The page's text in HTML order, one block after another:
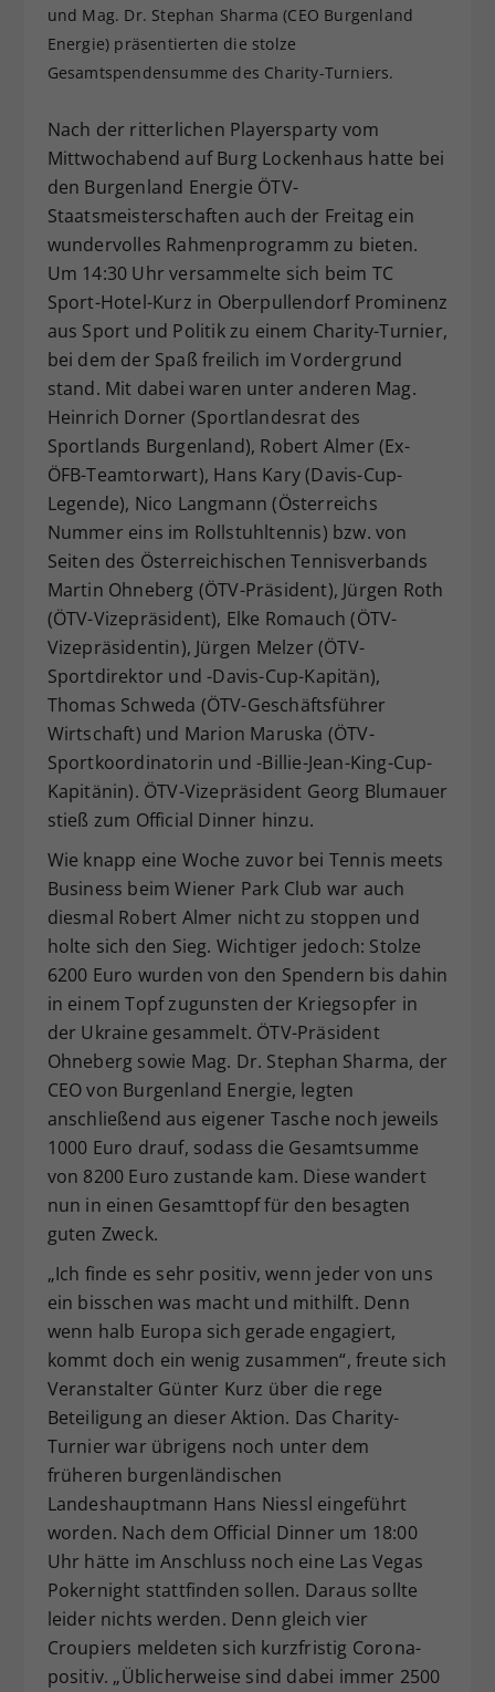
und Mag. Dr. Stephan Sharma (CEO Burgenland
Energie) präsentierten die stolze
Gesamtspendensumme des Charity-Turniers.
Nach der ritterlichen Playersparty vom
Mittwochabend auf Burg Lockenhaus hatte bei
den Burgenland Energie ÖTV-
Staatsmeisterschaften auch der Freitag ein
wundervolles Rahmenprogramm zu bieten.
Um 14:30 Uhr versammelte sich beim TC
Sport-Hotel-Kurz in Oberpullendorf Prominenz
aus Sport und Politik zu einem Charity-Turnier,
bei dem der Spaß freilich im Vordergrund
stand. Mit dabei waren unter anderen Mag.
Heinrich Dorner (Sportlandesrat des
Sportlands Burgenland), Robert Almer (Ex-
ÖFB-Teamtorwart), Hans Kary (Davis-Cup-
Legende), Nico Langmann (Österreichs
Nummer eins im Rollstuhltennis) bzw. von
Seiten des Österreichischen Tennisverbands
Martin Ohneberg (ÖTV-Präsident), Jürgen Roth
(ÖTV-Vizepräsident), Elke Romauch (ÖTV-
Vizepräsidentin), Jürgen Melzer (ÖTV-
Sportdirektor und -Davis-Cup-Kapitän),
Thomas Schweda (ÖTV-Geschäftsführer
Wirtschaft) und Marion Maruska (ÖTV-
Sportkoordinatorin und -Billie-Jean-King-Cup-
Kapitänin). ÖTV-Vizepräsident Georg Blumauer
stieß zum Official Dinner hinzu.
Wie knapp eine Woche zuvor bei Tennis meets
Business beim Wiener Park Club war auch
diesmal Robert Almer nicht zu stoppen und
holte sich den Sieg. Wichtiger jedoch: Stolze
6200 Euro wurden von den Spendern bis dahin
in einem Topf zugunsten der Kriegsopfer in
der Ukraine gesammelt. ÖTV-Präsident
Ohneberg sowie Mag. Dr. Stephan Sharma, der
CEO von Burgenland Energie, legten
anschließend aus eigener Tasche noch jeweils
1000 Euro drauf, sodass die Gesamtsumme
von 8200 Euro zustande kam. Diese wandert
nun in einen Gesamttopf für den besagten
guten Zweck.
„Ich finde es sehr positiv, wenn jeder von uns
ein bisschen was macht und mithilft. Denn
wenn halb Europa sich gerade engagiert,
kommt doch ein wenig zusammen“, freute sich
Veranstalter Günter Kurz über die rege
Beteiligung an dieser Aktion. Das Charity-
Turnier war übrigens noch unter dem
früheren burgenländischen
Landeshauptmann Hans Niessl eingeführt
worden. Nach dem Official Dinner um 18:00
Uhr hätte im Anschluss noch eine Las Vegas
Pokernight stattfinden sollen. Daraus sollte
leider nichts werden. Denn gleich vier
Croupiers meldeten sich kurzfristig Corona-
positiv. „Üblicherweise sind dabei immer 2500
Dieser Wert speichert Ihre Consent-
Einstellungen. Unter anderem eine
zufällig generierte ID, für die
vorgenommen Einstellungen, falls der
Webseiten-Betreiber dies eingestellt